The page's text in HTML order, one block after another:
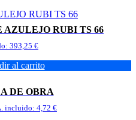
AZULEJO RUBI TS 66
393,25 €
al carrito
DE OBRA
incluido: 4,72 €